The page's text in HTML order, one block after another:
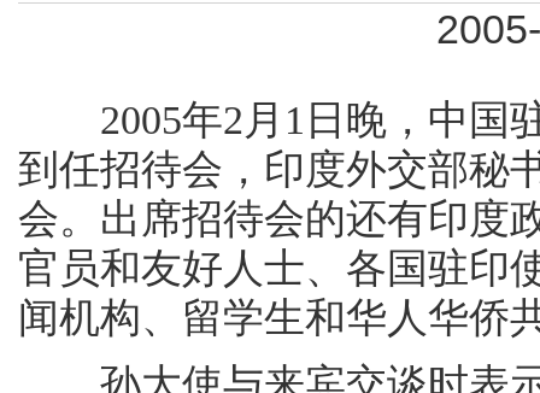
2005年2月1日晚，中国
到任招待会，印度外交部秘
会。出席招待会的还有印度
官员和友好人士、各国驻印
闻机构、留学生和华人华侨
孙大使与来宾交谈时表示